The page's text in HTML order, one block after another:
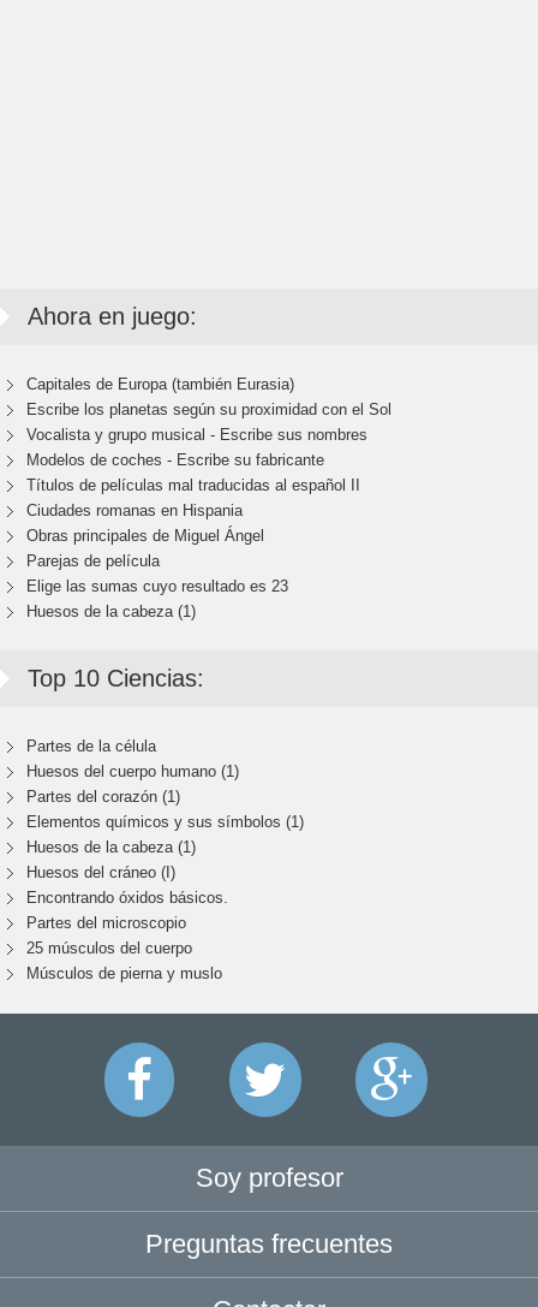
Ahora en juego:
Capitales de Europa (también Eurasia)
Escribe los planetas según su proximidad con el Sol
Vocalista y grupo musical - Escribe sus nombres
Modelos de coches - Escribe su fabricante
Títulos de películas mal traducidas al español II
Ciudades romanas en Hispania
Obras principales de Miguel Ángel
Parejas de película
Elige las sumas cuyo resultado es 23
Huesos de la cabeza (1)
Top 10 Ciencias:
Partes de la célula
Huesos del cuerpo humano (1)
Partes del corazón (1)
Elementos químicos y sus símbolos (1)
Huesos de la cabeza (1)
Huesos del cráneo (I)
Encontrando óxidos básicos.
Partes del microscopio
25 músculos del cuerpo
Músculos de pierna y muslo
Soy profesor
Preguntas frecuentes